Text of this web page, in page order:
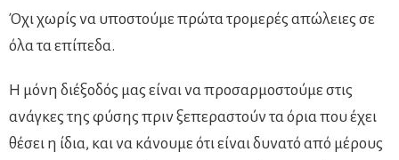
Όχι χωρίς να υποστούμε πρώτα τρομερές απώλειες σε
όλα τα επίπεδα.
Η μόνη διέξοδός μας είναι να προσαρμοστούμε στις
ανάγκες της φύσης πριν ξεπεραστούν τα όρια που έχει
θέσει η ίδια, και να κάνουμε ότι είναι δυνατό από μέρους